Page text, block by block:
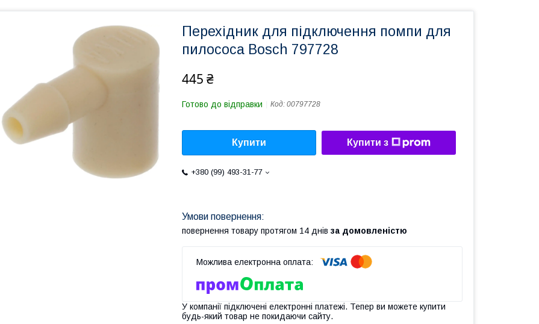
Перехідник для підключення помпи для
пилососа Bosch 797728
445 ₴
Готово до відправки Код: 00797728
Купити Купити з
+380 (99) 493-31-77
повернення товару протягом 14 днів за домовленістю
У компанії підключені електронні платежі. Тепер ви можете купити
будь-який товар не покидаючи сайту.